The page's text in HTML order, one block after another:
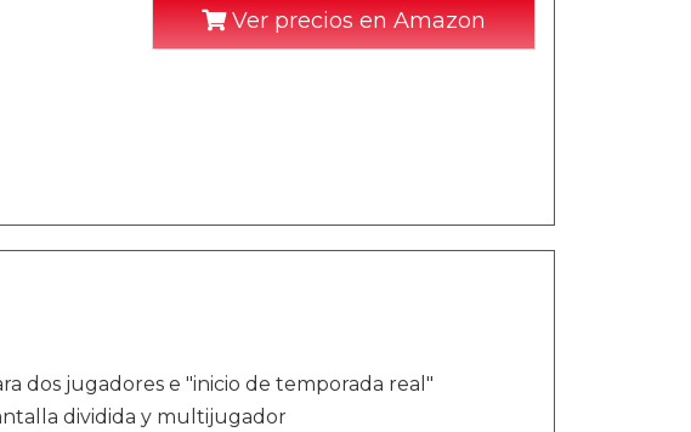
Ver precios en Amazon
dos jugadores e "inicio de temporada real"
dividida y multijugador